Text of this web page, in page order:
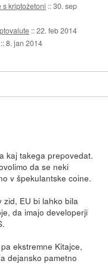
kriptožetoni ::30. sep
::22. feb 2014
::8. jan 2014
kaj takega prepovedat.
da se neki
v špekulantske coine.
zid, EU bi lahko bila
da imajo developerji
ekstremne Kitajce,
dejansko pametno